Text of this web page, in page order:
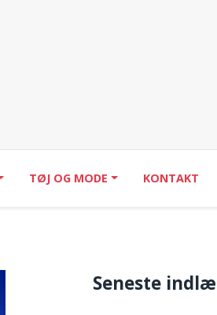
TØJ OG MODE KONTAKT
Seneste